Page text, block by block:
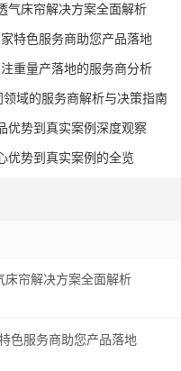
气床帘解决方案全面解析
特色服务商助您产品落地
重量产落地的服务商分析
域的服务商解析与决策指南
优势到真实案例深度观察
优势到真实案例的全览
床帘解决方案全面解析
色服务商助您产品落地